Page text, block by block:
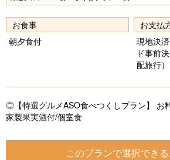
e
vi
o
s
お食事
朝夕食付
お支払
現地決
ド事前
配旅行）
◎【特選グルメASO食べつくしプラン】 お
家製果実酒付/個室食
このプランで選択でき